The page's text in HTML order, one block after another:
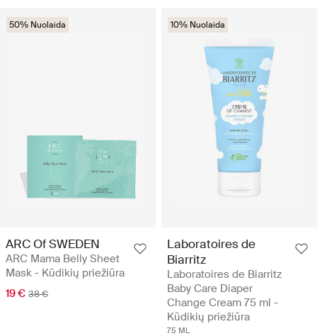
50% Nuolaida
ARC Of SWEDEN
ARC Mama Belly Sheet
Mask - Kūdikių priežiūra
19 € 38 €
10% Nuolaida
Laboratoires de
Biarritz
Laboratoires de Biarritz
Baby Care Diaper
Change Cream 75 ml -
Kūdikių priežiūra
75 ML